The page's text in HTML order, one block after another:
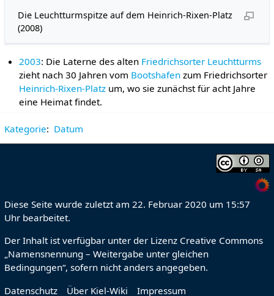
Die Leuchtturmspitze auf dem Heinrich-Rixen-Platz
(2008)
2003: Die Laterne des alten Friedrichsorter Leuchtturms
zieht nach 30 Jahren vom Bootshafen zum Friedrichsorter
Heinrich-Rixen-Platz um, wo sie zunächst für acht Jahre
eine Heimat findet.
Kategorie: Datum
Diese Seite wurde zuletzt am 22. Februar 2020 um 15:57
Uhr bearbeitet.
Der Inhalt ist verfügbar unter der Lizenz Creative Commons
„Namensnennung – Weitergabe unter gleichen
Bedingungen“, sofern nicht anders angegeben.
Datenschutz
Über Kiel-Wiki Impressum